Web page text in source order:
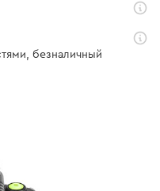
безналичный